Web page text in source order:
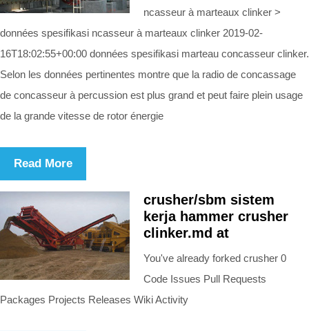
ncasseur à marteaux clinker >
données spesifikasi ncasseur à marteaux clinker 2019-02-
16T18:02:55+00:00 données spesifikasi marteau concasseur clinker.
Selon les données pertinentes montre que la radio de concassage
de concasseur à percussion est plus grand et peut faire plein usage
de la grande vitesse de rotor énergie
Read More
crusher/sbm sistem
kerja hammer crusher
clinker.md at
You've already forked crusher 0
Code Issues Pull Requests
Packages Projects Releases Wiki Activity